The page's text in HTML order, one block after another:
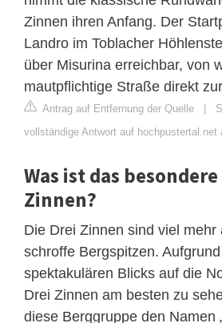
Zinnen ihren Anfang. Der
Landro im Toblacher
über Misurina erreichbar, von
mautpflichtige Straße direkt
Antrag auf Entfernung der Quelle |
vollständige Antwort auf hochpustertal.net
Was ist das
Zinnen?
Die Drei Zinnen sind viel mehr
schroffe Bergspitzen.
spektakulären Blicks auf die
Drei Zinnen am besten zu
diese Berggruppe den Namen